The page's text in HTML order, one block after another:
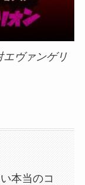
エヴァンゲリ
本当のコ